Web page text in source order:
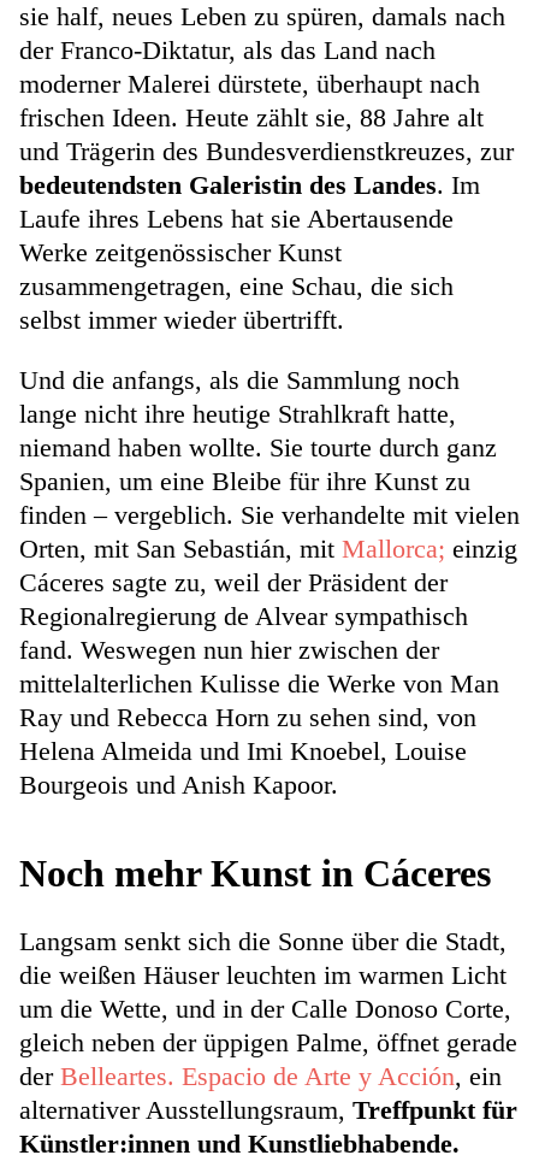
sie half, neues Leben zu spüren, damals nach
der Franco-Diktatur, als das Land nach
moderner Malerei dürstete, überhaupt nach
frischen Ideen. Heute zählt sie, 88 Jahre alt
und Trägerin des Bundesverdienstkreuzes, zur
bedeutendsten Galeristin des Landes. Im
Laufe ihres Lebens hat sie Abertausende
Werke zeitgenössischer Kunst
zusammengetragen, eine Schau, die sich
selbst immer wieder übertrifft.
Und die anfangs, als die Sammlung noch
lange nicht ihre heutige Strahlkraft hatte,
niemand haben wollte. Sie tourte durch ganz
Spanien, um eine Bleibe für ihre Kunst zu
finden – vergeblich. Sie verhandelte mit vielen
Orten, mit San Sebastián, mit Mallorca; einzig
Cáceres sagte zu, weil der Präsident der
Regionalregierung de Alvear sympathisch
fand. Weswegen nun hier zwischen der
mittelalterlichen Kulisse die Werke von Man
Ray und Rebecca Horn zu sehen sind, von
Helena Almeida und Imi Knoebel, Louise
Bourgeois und Anish Kapoor.
Noch mehr Kunst in Cáceres
Langsam senkt sich die Sonne über die Stadt,
die weißen Häuser leuchten im warmen Licht
um die Wette, und in der Calle Donoso Corte,
gleich neben der üppigen Palme, öffnet gerade
der Belleartes. Espacio de Arte y Acción, ein
alternativer Ausstellungsraum, Treffpunkt für
Künstler:innen und Kunstliebhabende.